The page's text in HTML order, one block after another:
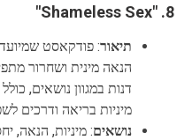
8.
"Shameless Sex"
תיאור: פודקאסט שמיועד
הנאה מינית ושחרור
דנות במגוון נושאים,
מיניות בריאה ודרכים
נושאים: מיניות, הנאה,